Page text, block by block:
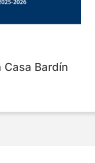
Casa Bardín